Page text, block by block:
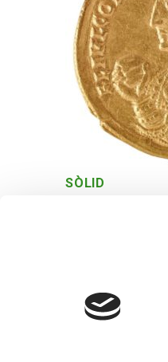
SÒLID